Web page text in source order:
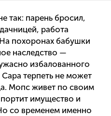
так: парень бросил,
работа
похоронах бабушки
наследство —
избалованного
терпеть не может
Мопс живет по своим
имущество и
со временем именно